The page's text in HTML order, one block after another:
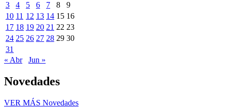
3
4 5 6 7 8
9
10 11 12 13 14 15 16
17 18 19 20 21 22 23
24 25 26 27 28 29 30
31
« Abr
Jun »
Novedades
VER MÁS Novedades